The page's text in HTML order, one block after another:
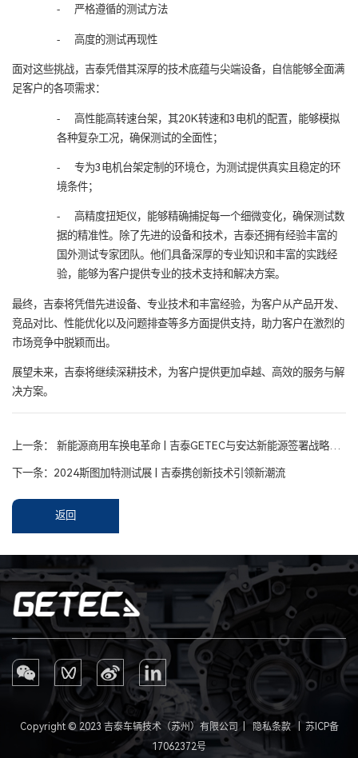
- 严格遵循的测试方法
- 高度的测试再现性
面对这些挑战，吉泰凭借其深厚的技术底蕴与尖端设备，自信能够全面满
足客户的各项需求：
-
高性能高转速台架，其20K转速和3电机的配置，能够模拟
各种复杂工况，确保测试的全面性；
-
专为3电机台架定制的环境仓，为测试提供真实且稳定的环
境条件；
-
高精度扭矩仪，能够精确捕捉每一个细微变化，确保测试数
据的精准性。除了先进的设备和技术，吉泰还拥有经验丰富的
国外测试专家团队。他们具备深厚的专业知识和丰富的实践经
验，能够为客户提供专业的技术支持和解决方案。
最终，吉泰将凭借先进设备、专业技术和丰富经验，为客户从产品开发、
竞品对比、性能优化以及问题排查等多方面提供支持，助力客户在激烈的
市场竞争中脱颖而出。
展望未来，吉泰将继续深耕技术，为客户提供更加卓越、高效的服务与解
决方案。
上一条： 新能源商用车换电革命 | 吉泰GETEC与安达新能源签署战略合作协议
下一条： 2024斯图加特测试展 | 吉泰携创新技术引领新潮流
返回
Copyright © 2023 吉泰车辆技术（苏州）有限公司 |隐私条款|
苏ICP备
17062372号